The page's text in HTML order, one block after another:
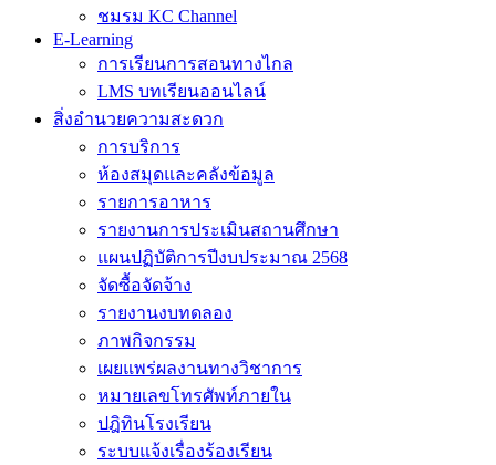
ชมรม KC Channel
E-Learning
การเรียนการสอนทางไกล
LMS บทเรียนออนไลน์
สิ่งอำนวยความสะดวก
การบริการ
ห้องสมุดและคลังข้อมูล
รายการอาหาร
รายงานการประเมินสถานศึกษา
แผนปฏิบัติการปีงบประมาณ 2568
จัดซื้อจัดจ้าง
รายงานงบทดลอง
ภาพกิจกรรม
เผยแพร่ผลงานทางวิชาการ
หมายเลขโทรศัพท์ภายใน
ปฎิทินโรงเรียน
ระบบแจ้งเรื่องร้องเรียน